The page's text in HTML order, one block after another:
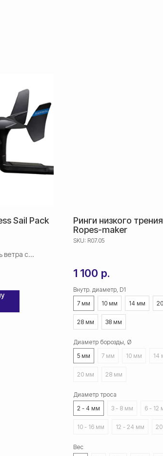
Sail Pack
ветра с
Ринги низкого
Ropes-maker
SKU: R07.05
1 100 р.
Внутр. диаметр, D1
7 мм
10 мм 14 мм
28 мм 38 мм
Диаметр борозды, Ø
5 мм
7 мм 10 мм 14
20 мм 28 мм
Диаметр троса
2 - 4 мм
3 - 8 мм 6 - 12
10 - 16 мм 12 - 24 мм
Вес